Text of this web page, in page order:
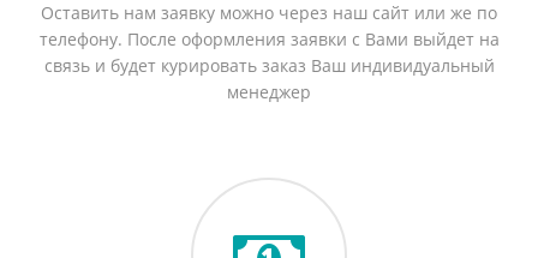
Оставить нам заявку можно через наш сайт или же по
телефону. После оформления заявки с Вами выйдет на
связь и будет курировать заказ Ваш индивидуальный
менеджер